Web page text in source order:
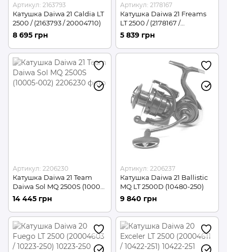
Артикул: 2163793
Катушка Daiwa 21 Caldia LT
2500 / (2163793 / 20004710)
8 695 грн
Артикул: 2178167
Катушка Daiwa 21 Freams
LT 2500 / (2178167 /
20004597)
5 839 грн
Артикул: 2206230
Катушка Daiwa 21 Team
Daiwa Sol MQ 2500S (10005-
002)
14 445 грн
Артикул: 2206237
Катушка Daiwa 21 Ballistic
MQ LT 2500D (10480-250)
9 840 грн